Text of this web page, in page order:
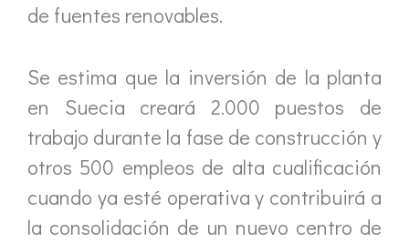
de fuentes renovables.
Se estima que la inversión de la planta
en Suecia creará 2.000 puestos de
trabajo durante la fase de construcción y
otros 500 empleos de alta cualificación
cuando ya esté operativa y contribuirá a
la consolidación de un nuevo centro de